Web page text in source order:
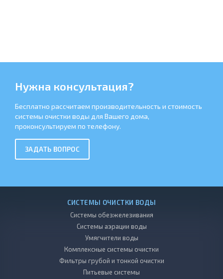
Нужна консультация?
Бесплатно рассчитаем производительность и стоимость
системы очистки воды для Вашего дома,
проконсультируем по телефону.
ЗАДАТЬ ВОПРОС
СИСТЕМЫ ОЧИСТКИ ВОДЫ
Системы обезжелезивания
Системы аэрации воды
Умягчители воды
Комплексные системы очистки
Фильтры грубой и тонкой очистки
Питьевые системы